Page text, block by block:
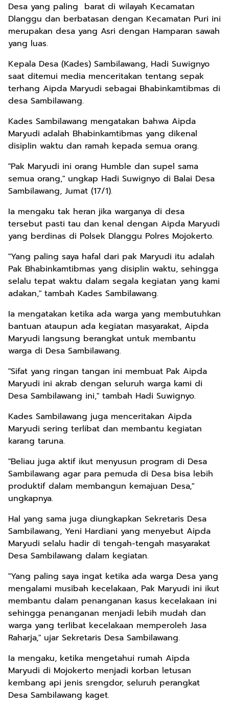
Desa yang paling barat di wilayah Kecamatan
Dlanggu dan berbatasan dengan Kecamatan Puri ini
merupakan desa yang Asri dengan Hamparan sawah
yang luas.
Kepala Desa (Kades) Sambilawang, Hadi Suwignyo
saat ditemui media menceritakan tentang sepak
terhang Aipda Maryudi sebagai Bhabinkamtibmas di
desa Sambilawang.
Kades Sambilawang mengatakan bahwa Aipda
Maryudi adalah Bhabinkamtibmas yang dikenal
disiplin waktu dan ramah kepada semua orang.
"Pak Maryudi ini orang Humble dan supel sama
semua orang," ungkap Hadi Suwignyo di Balai Desa
Sambilawang, Jumat (17/1).
Ia mengaku tak heran jika warganya di desa
tersebut pasti tau dan kenal dengan Aipda Maryudi
yang berdinas di Polsek Dlanggu Polres Mojokerto.
"Yang paling saya hafal dari pak Maryudi itu adalah
Pak Bhabinkamtibmas yang disiplin waktu, sehingga
selalu tepat waktu dalam segala kegiatan yang kami
adakan," tambah Kades Sambilawang.
Ia mengatakan ketika ada warga yang membutuhkan
bantuan ataupun ada kegiatan masyarakat, Aipda
Maryudi langsung berangkat untuk membantu
warga di Desa Sambilawang.
"Sifat yang ringan tangan ini membuat Pak Aipda
Maryudi ini akrab dengan seluruh warga kami di
Desa Sambilawang ini," tambah Hadi Suwignyo.
Kades Sambilawang juga menceritakan Aipda
Maryudi sering terlibat dan membantu kegiatan
karang taruna.
"Beliau juga aktif ikut menyusun program di Desa
Sambilawang agar para pemuda di Desa bisa lebih
produktif dalam membangun kemajuan Desa,"
ungkapnya.
Hal yang sama juga diungkapkan Sekretaris Desa
Sambilawang, Yeni Hardiani yang menyebut Aipda
Maryudi selalu hadir di tengah-tengah masyarakat
Desa Sambilawang dalam kegiatan.
"Yang paling saya ingat ketika ada warga Desa yang
mengalami musibah kecelakaan, Pak Maryudi ini ikut
membantu dalam penanganan kasus kecelakaan ini
sehingga penanganan menjadi lebih mudah dan
warga yang terlibat kecelakaan memperoleh Jasa
Raharja," ujar Sekretaris Desa Sambilawang.
Ia mengaku, ketika mengetahui rumah Aipda
Maryudi di Mojokerto menjadi korban letusan
kembang api jenis srengdor, seluruh perangkat
Desa Sambilawang kaget.